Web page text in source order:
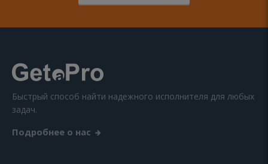
Быстрый способ найти надежного исполнителя для любых
задач.
Подробнее о нас